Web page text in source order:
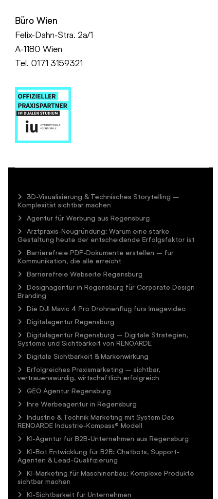
Büro Wien
Felix-Dahn-Stra. 2a/1
A-1180 Wien
Tel. 0171 3159321
3D-Visualisierung & Technisches Storytelling –
Komplexität sichtbar machen
Agentur für Werbung aus Regensburg
Arztpraxis-Neugründung: Warum eine starke
Gestaltung heute der entscheidende Erfolgsfaktor ist
Barrierefreie PDF-Dokumente erstellen – für
Kommunikation, die alle erreicht
Barrierefreie Webseite Regensburg
Designagentur in Regensburg für Corporate Design
Branding
Die DJI Mavic 4 Pro Drohnenflug fürs Imagevideo
Digitalagentur Regensburg
Digitalagentur Regensburg – Digitale Strategien,
Systeme und Sichtbarkeit von RENOARDE
Digitale Sichtbarkeit & Markenwirkung
Erfolgreiches Praxismarketing – sichtbar,
vertrauenswürdig, wirtschaftlich erfolgreich
GEO Agentur Regensburg
Ihre Werbeagentur in Regensburg
Industrie & Technik Marketing mit System Das
RENOARDE Industrie-Kompass® Modell
KI-Agentur für B2B-Unternehmen aus Regensburg
KI-Bot Entwicklung für B2B: Chatbots, Support-
Agenten & Lead-Qualifizierung
KI-Marketing für Maschinenbau: Komplexe Produkte
sichtbar machen
KI-Sichtbarkeit für Unternehmen